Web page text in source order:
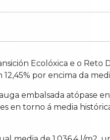
Ecolóxica e o Reto
por encima da
embalsada atópase
en torno á media